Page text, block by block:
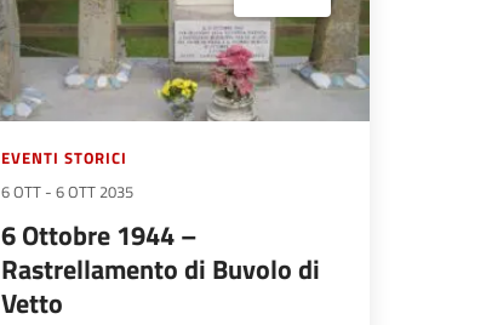
EVENTI STORICI
6 OTT - 6 OTT 2035
6 Ottobre 1944 –
Rastrellamento di Buvolo di
Vetto